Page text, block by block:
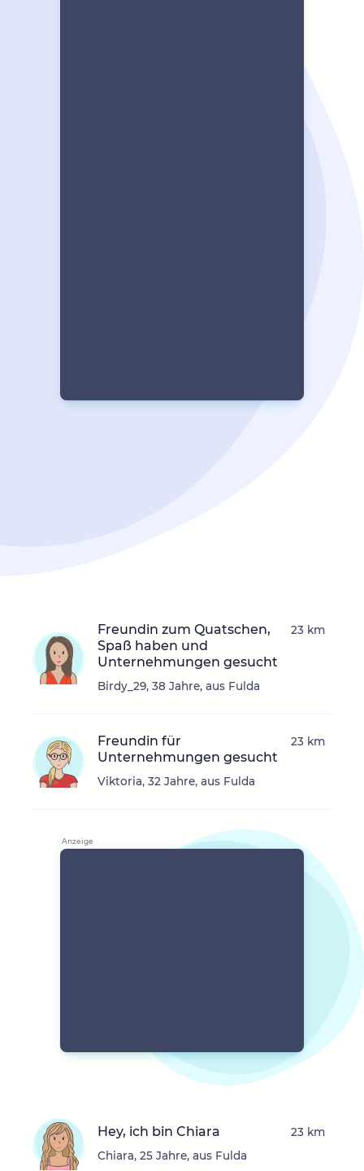
Freundin zum Quatschen,
Spaß haben und
Unternehmungen gesucht
Birdy_29, 38 Jahre, aus Fulda
23 km
Freundin für
Unternehmungen gesucht
Viktoria, 32 Jahre, aus Fulda
23 km
Hey, ich bin Chiara
Chiara, 25 Jahre, aus Fulda
23 km